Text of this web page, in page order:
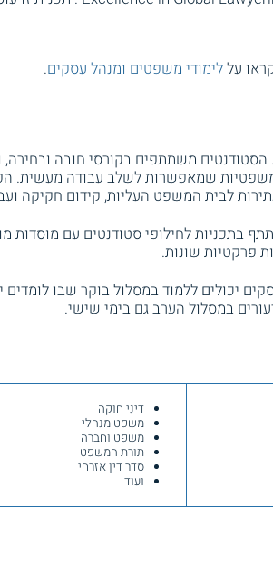
עללימודי משפטים ומנהל עסקים.
משתתפים בקורסי חובה ובחירה,
משפטיות שמאפשרות לשלב עבודה מעשית.
לבית המשפט העליות, קידום חקיקה
בתכניות לחילופי סטודנטים עם מוסדות
פרקטיות שונות.
יכולים ללמוד במסלול בוקר שבו לומדים
במסלול הערב גם בימי שישי.
דיני חוקה
משפט מנהלי
משפט וחברה
תורת המשפט
סדר דין אזרחי
ועוד